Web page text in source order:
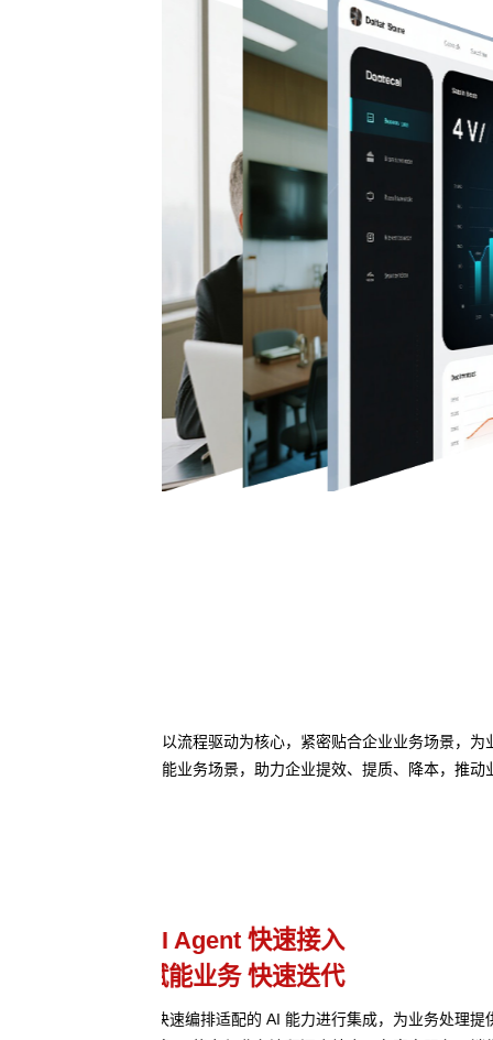
以流程驱动为核心，紧密贴合企业业务场景，
能业务场景，助力企业提效、提质、降本，推动
业务流程管理
避免流程设计和实际执行差异
• 将业务流程以作战地图的形式进行可视化呈现